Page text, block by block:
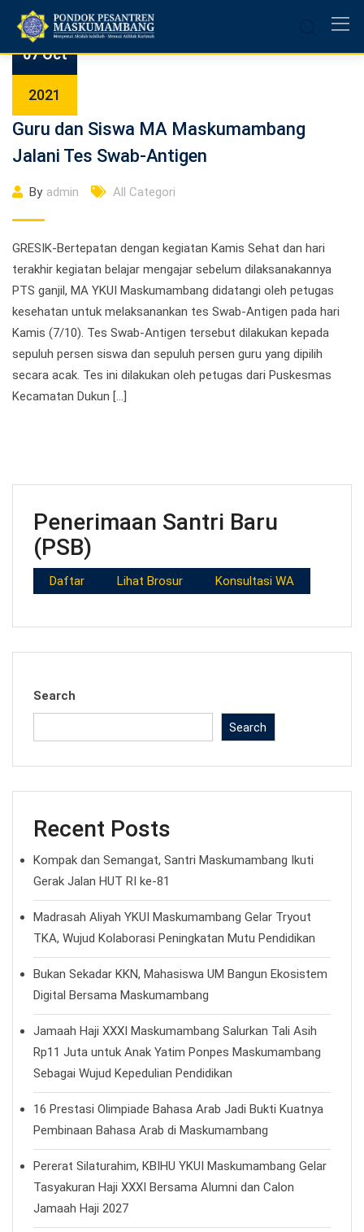
content07 Oct
2021
Guru dan Siswa MA Maskumambang
Jalani Tes Swab-Antigen
By admin All Categori
GRESIK-Bertepatan dengan kegiatan Kamis Sehat dan hari
terakhir kegiatan belajar mengajar sebelum dilaksanakannya
PTS ganjil, MA YKUI Maskumambang didatangi oleh petugas
kesehatan untuk melaksanankan tes Swab-Antigen pada hari
Kamis (7/10). Tes Swab-Antigen tersebut dilakukan kepada
sepuluh persen siswa dan sepuluh persen guru yang dipilih
secara acak. Tes ini dilakukan oleh petugas dari Puskesmas
Kecamatan Dukun […]
Penerimaan Santri Baru
(PSB)
Daftar Lihat Brosur Konsultasi WA
Search
Search
Recent Posts
Kompak dan Semangat, Santri Maskumambang Ikuti
Gerak Jalan HUT RI ke-81
Madrasah Aliyah YKUI Maskumambang Gelar Tryout
TKA, Wujud Kolaborasi Peningkatan Mutu Pendidikan
Bukan Sekadar KKN, Mahasiswa UM Bangun Ekosistem
Digital Bersama Maskumambang
Jamaah Haji XXXI Maskumambang Salurkan Tali Asih
Rp11 Juta untuk Anak Yatim Ponpes Maskumambang
Sebagai Wujud Kepedulian Pendidikan
16 Prestasi Olimpiade Bahasa Arab Jadi Bukti Kuatnya
Pembinaan Bahasa Arab di Maskumambang
Pererat Silaturahim, KBIHU YKUI Maskumambang Gelar
Tasyakuran Haji XXXI Bersama Alumni dan Calon
Jamaah Haji 2027